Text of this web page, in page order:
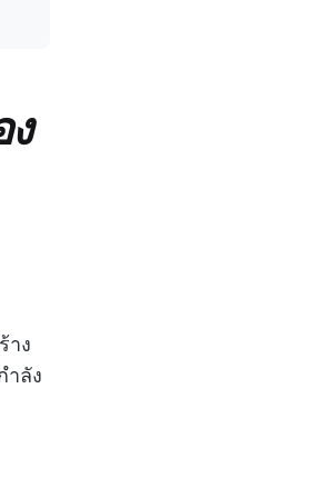
าง
ำลัง